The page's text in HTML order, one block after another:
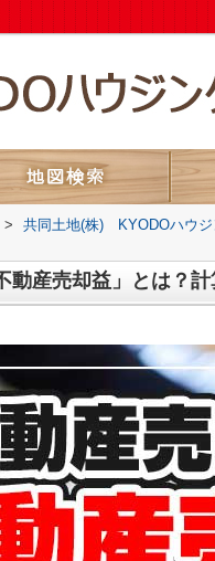
> 共同土地(株) KYODOハウジ
動産売却益」とは？